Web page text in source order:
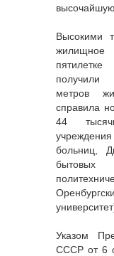
Высокими
жилищное
получили
метров
справила
44
больниц,
Указом
СССР от 6